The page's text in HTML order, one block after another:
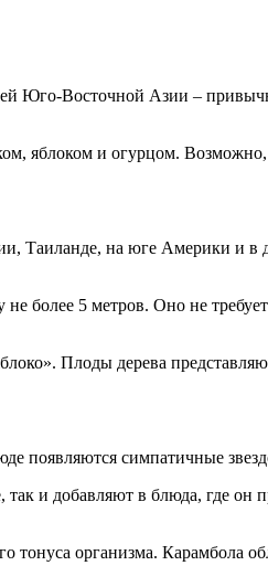
Юго-Восточной Азии –
яблоком и огурцом. Возможно,
Таиланде, на юге Америки и в
более 5 метров. Оно не
Плоды дерева
появляются симпатичные
и добавляют в блюда, где он
тонуса организма. Карамбола